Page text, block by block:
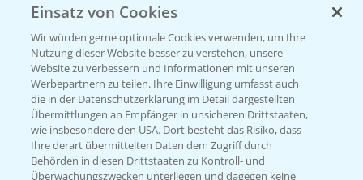
Beratung auf WhatsApp
T.+49 (0)174 346 564 1
KONTAKT
Hilfe in Notfällen
T.+49 (0)214/30-20220
Einsatz von Cookies
Wir würden gerne optionale Cookies verwenden, um Ihre
Nutzung dieser Website besser zu verstehen, unsere
Website zu verbessern und Informationen mit unseren
Werbepartnern zu teilen. Ihre Einwilligung umfasst auch
die in der Datenschutzerklärung im Detail dargestellten
Übermittlungen an Empfänger in unsicheren Drittstaaten,
wie insbesondere den USA. Dort besteht das Risiko, dass
Ihre derart übermittelten Daten dem Zugriff durch
Behörden in diesen Drittstaaten zu Kontroll- und
Überwachungszwecken unterliegen und dagegen keine